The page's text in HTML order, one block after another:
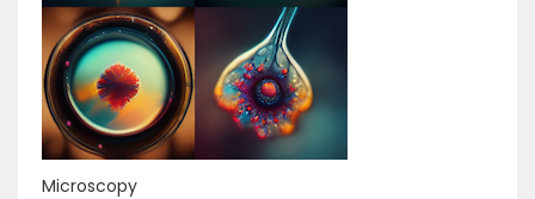
Microscopy